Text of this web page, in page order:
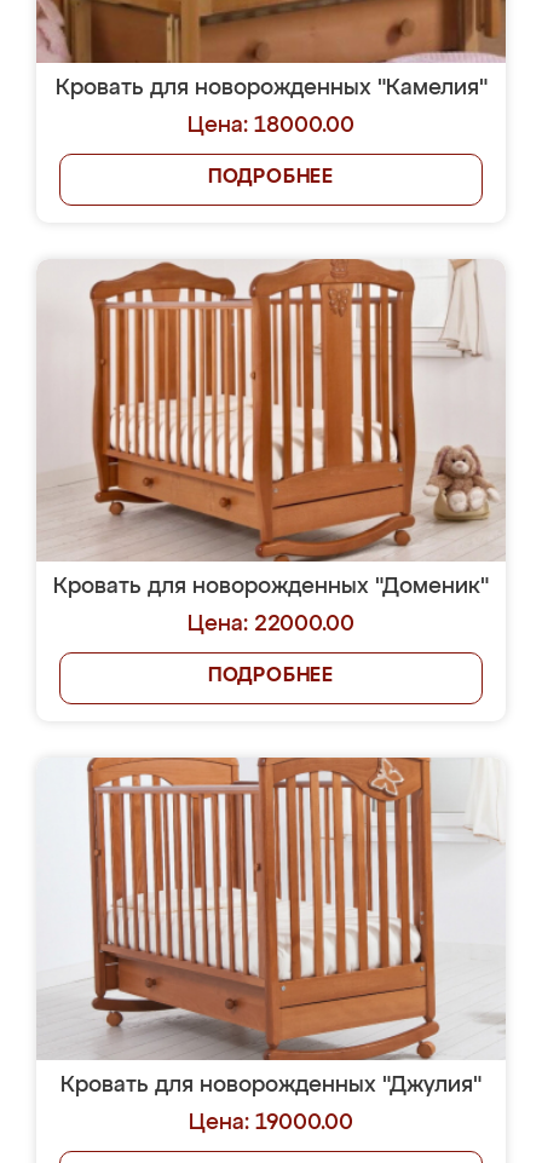
Кровать для новорожденных "Камелия"
Цена: 18000.00
ПОДРОБНЕЕ
Кровать для новорожденных "Доменик"
Цена: 22000.00
ПОДРОБНЕЕ
Кровать для новорожденных "Джулия"
Цена: 19000.00